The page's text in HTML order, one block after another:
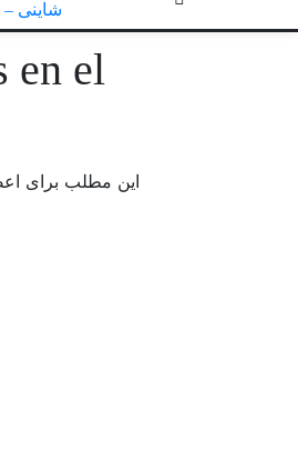
شاینی – Shiny
en el
این مطلب برای